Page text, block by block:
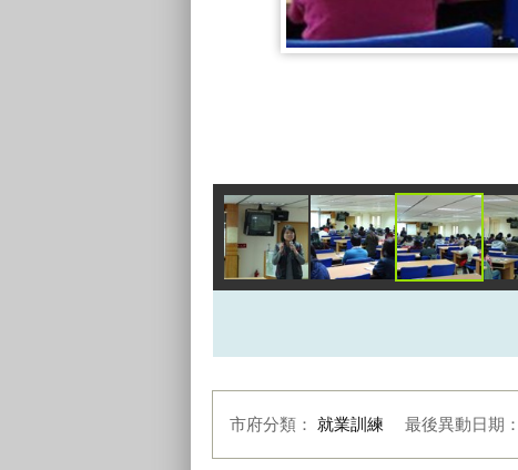
市府分類： 就業訓練 最後異動日期：